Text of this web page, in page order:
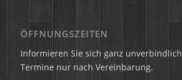
ÖFFNUNGSZEITEN
Informieren Sie sich ganz unverbindlich
Termine nur nach Vereinbarung.